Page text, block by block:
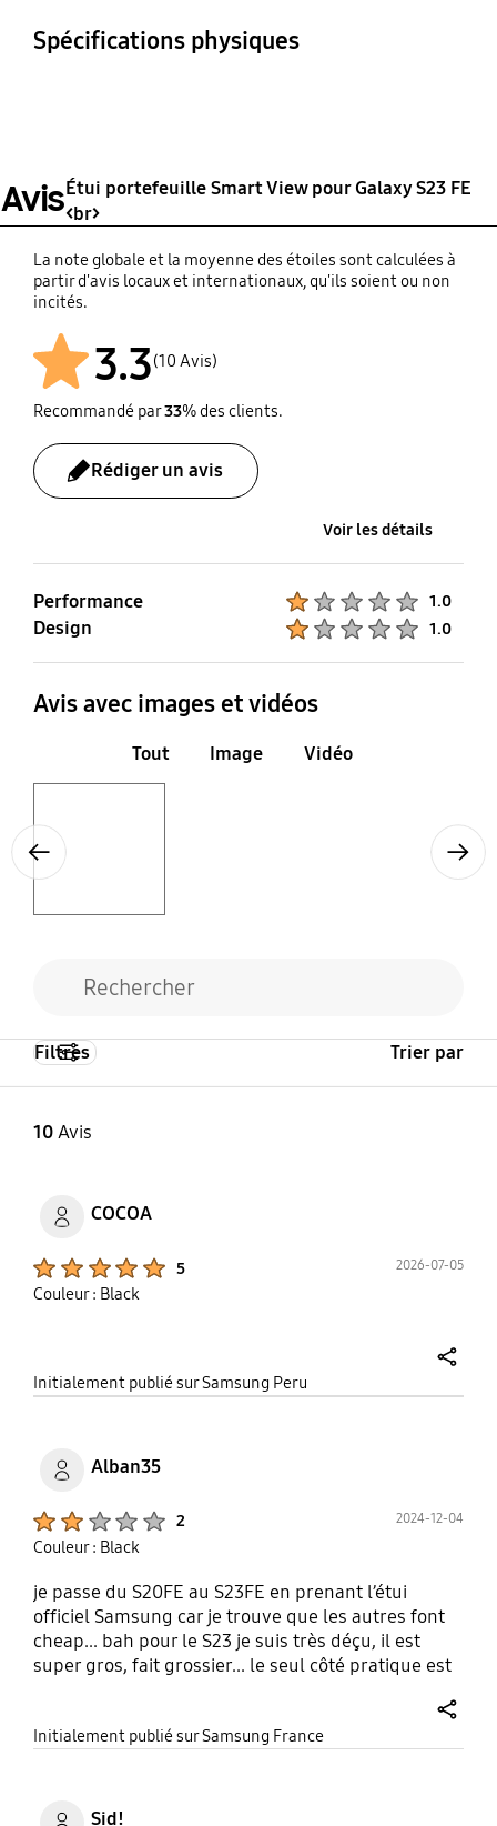
Étui portefeuille Smart
View, Dépliant
Spécifications physiques
AvisÉtui portefeuille Smart View pour Galaxy S23 FE
<br>
3.3(10 Avis)
Recommandé par33% des clients.
Rédiger un avis
La note globale et la moyenne des étoiles sont calculées à
partir d'avis locaux et internationaux, qu'ils soient ou non
incités.
Voir les détails
Performance 1.0
Design 1.0
Avis avec images et vidéos
Tout Image Vidéo
10Avis
Filtres Trier par
COCOA
5 2026-07-05
Couleur : Black
Initialement publié sur Samsung Peru
Alban35
2 2024-12-04
Couleur : Black
je passe du S20FE au S23FE en prenant l’étui
officiel Samsung car je trouve que les autres font
cheap... bah pour le S23 je suis très déçu, il est
super gros, fait grossier... le seul côté pratique est
donc je ne pourrai pas perdre le bouton de mise en
marche comme sur mon S20FE. Il est fort
Initialement publié sur Samsung France
Sid!